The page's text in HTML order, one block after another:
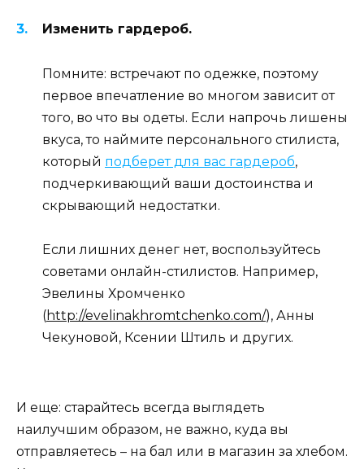
Изменить гардероб.
Помните: встречают по одежке, поэтому
первое впечатление во многом зависит от
того, во что вы одеты. Если напрочь лишены
вкуса, то наймите персонального стилиста,
который подберет для вас гардероб,
подчеркивающий ваши достоинства и
скрывающий недостатки.
Если лишних денег нет, воспользуйтесь
советами онлайн-стилистов. Например,
Эвелины Хромченко
(http://evelinakhromtchenko.com/), Анны
Чекуновой, Ксении Штиль и других.
И еще: старайтесь всегда выглядеть
наилучшим образом, не важно, куда вы
отправляетесь – на бал или в магазин за хлебом.